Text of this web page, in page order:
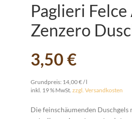
Paglieri
Zenzero
3,50€
Grundpreis: 14,00€/l
inkl. 19 % MwSt. zzgl. Versandkosten
Die feinschäumenden